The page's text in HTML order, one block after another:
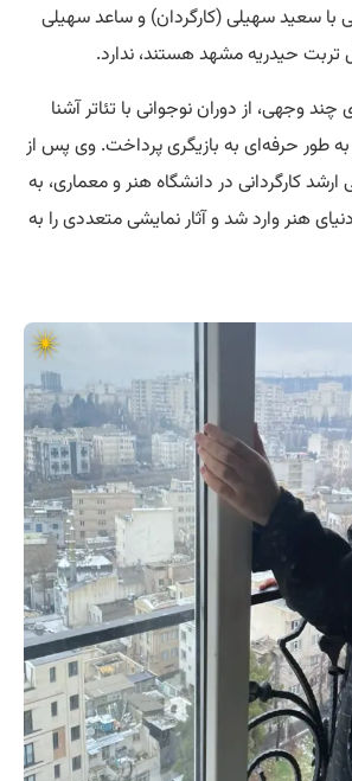
با سعید سهیلی (کارگردان) و ساعد سهیلی
تربت حیدریه مشهد هستند، ندارد.
وجهی، از دوران نوجوانی با تئاتر آشنا
طور حرفه‌ای به بازیگری پرداخت. وی پس از
ارشد کارگردانی در دانشگاه هنر و معماری، به
هنر وارد شد و آثار نمایشی متعددی را به